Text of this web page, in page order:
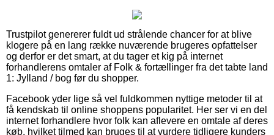
Trustpilot genererer fuldt ud strålende chancer for at blive
klogere på en lang række nuværende brugeres opfattelser
og derfor er det smart, at du tager et kig på internet
forhandlerens omtaler af Folk & fortællinger fra det tabte land
1: Jylland / bog før du shopper.
Facebook yder lige så vel fuldkommen nyttige metoder til at
få kendskab til online shoppens popularitet. Her ser vi en del
internet forhandlere hvor folk kan aflevere en omtale af deres
køb, hvilket tilmed kan bruges til at vurdere tidligere kunders